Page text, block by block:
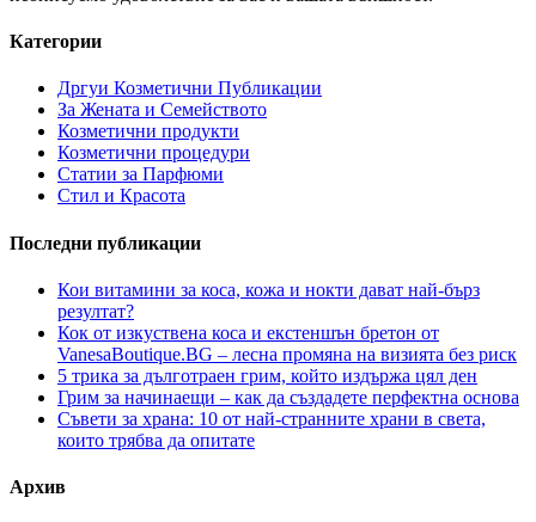
Категории
Дргуи Козметични Публикации
За Жената и Семейството
Козметични продукти
Козметични процедури
Статии за Парфюми
Стил и Красота
Последни публикации
Кои витамини за коса, кожа и нокти дават най-бърз
резултат?
Кок от изкуствена коса и екстеншън бретон от
VanesaBoutique.BG – лесна промяна на визията без риск
5 трика за дълготраен грим, който издържа цял ден
Грим за начинаещи – как да създадете перфектна основа
Съвети за храна: 10 от най-странните храни в света,
които трябва да опитате
Архив